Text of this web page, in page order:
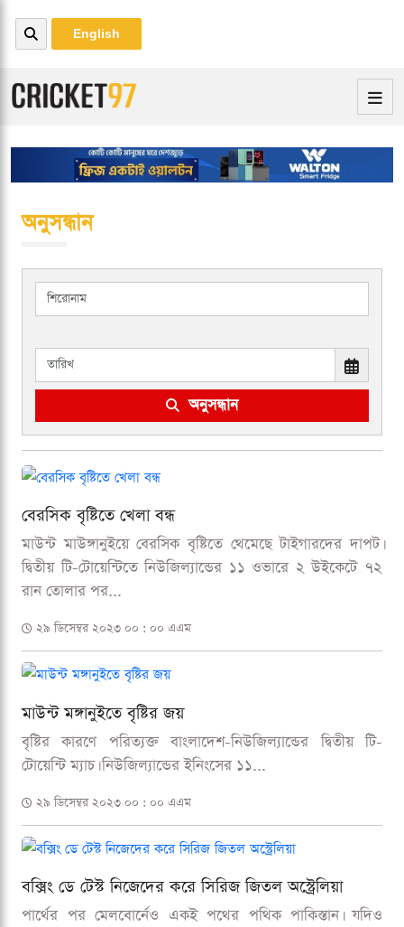
English
অনুসন্ধান
অনুসন্ধান
বেরসিক বৃষ্টিতে খেলা বন্ধ
মাউন্ট মাউঙ্গানুইয়ে বেরসিক বৃষ্টিতে থেমেছে টাইগারদের দাপট।
দ্বিতীয় টি-টোয়েন্টিতে নিউজিল্যান্ডের ১১ ওভারে ২ উইকেটে ৭২
রান তোলার পর...
২৯ ডিসেম্বর ২০২৩ ০০ : ০০ এএম
মাউন্ট মঙ্গানুইতে বৃষ্টির জয়
বৃষ্টির কারণে পরিত্যক্ত বাংলাদেশ-নিউজিল্যান্ডের দ্বিতীয় টি-
টোয়েন্টি ম্যাচ। নিউজিল্যান্ডের ইনিংসের ১১...
২৯ ডিসেম্বর ২০২৩ ০০ : ০০ এএম
বক্সিং ডে টেস্ট নিজেদের করে সিরিজ জিতল অস্ট্রেলিয়া
পার্থের পর মেলবোর্নেও একই পথের পথিক পাকিস্তান। যদিও